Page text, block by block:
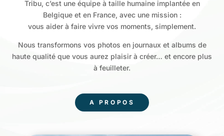
Tribu, c’est une équipe à taille humaine implantée en
Belgique et en France, avec une mission :
vous aider à faire vivre vos moments, simplement.
Nous transformons vos photos en journaux et albums de
haute qualité que vous aurez plaisir à créer… et encore plus
à feuilleter.
A PROPOS